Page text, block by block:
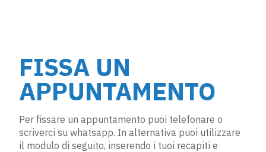
FISSA UN
APPUNTAMENTO
Per fissare un appuntamento puoi telefonare o
scriverci su whatsapp. In alternativa puoi utilizzare
il modulo di seguito, inserendo i tuoi recapiti e